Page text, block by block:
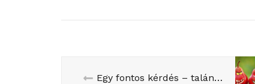
Egy fontos kérdés – talán a legfontosabb